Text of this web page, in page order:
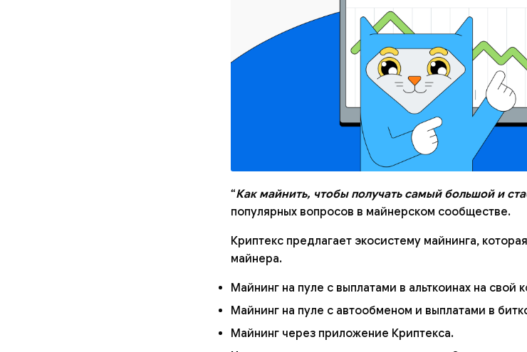
“Как майнить, чтобы получать самый большой и
популярных вопросов в майнерском сообществе.
Криптекс предлагает экосистему майнинга,
майнера.
Майнинг на пуле с выплатами в альткоинах на свой
Майнинг на пуле с автообменом и выплатами в
Майнинг через приложение Криптекса.